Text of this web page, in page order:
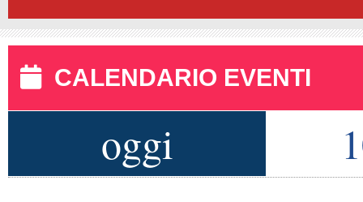
CALENDARIO EVENTI
oggi